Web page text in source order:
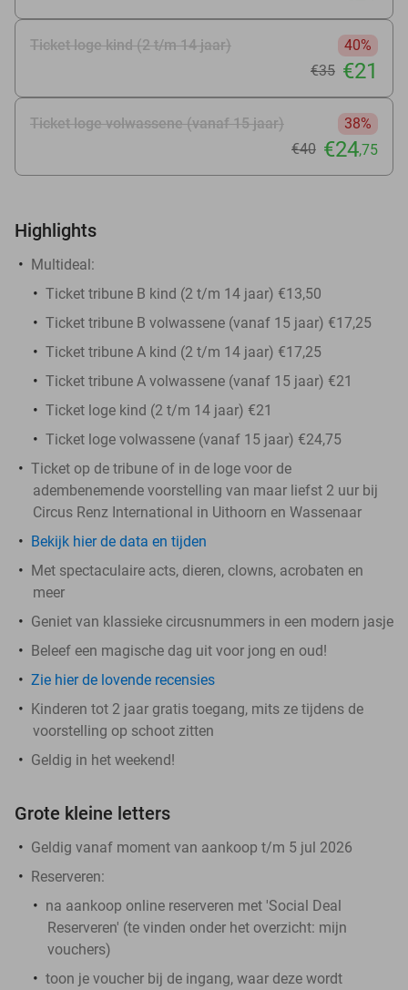
Ticket loge kind (2 t/m 14 jaar)
40%
€35 €21
Ticket loge volwassene (vanaf 15 jaar)
38%
€40 €24,75
Highlights
Multideal:
Ticket tribune B kind (2 t/m 14 jaar) €13,50
Ticket tribune B volwassene (vanaf 15 jaar) €17,25
Ticket tribune A kind (2 t/m 14 jaar) €17,25
Ticket tribune A volwassene (vanaf 15 jaar) €21
Ticket loge kind (2 t/m 14 jaar) €21
Ticket loge volwassene (vanaf 15 jaar) €24,75
Ticket op de tribune of in de loge voor de
adembenemende voorstelling van maar liefst 2 uur bij
Circus Renz International in Uithoorn en Wassenaar
Bekijk hier de data en tijden
Met spectaculaire acts, dieren, clowns, acrobaten en
meer
Geniet van klassieke circusnummers in een modern jasje
Beleef een magische dag uit voor jong en oud!
Zie hier de lovende recensies
Kinderen tot 2 jaar gratis toegang, mits ze tijdens de
voorstelling op schoot zitten
Geldig in het weekend!
Grote kleine letters
Geldig vanaf moment van aankoop t/m 5 jul 2026
Reserveren:
na aankoop online reserveren met 'Social Deal
Reserveren' (te vinden onder het overzicht: mijn
vouchers)
toon je voucher bij de ingang, waar deze wordt